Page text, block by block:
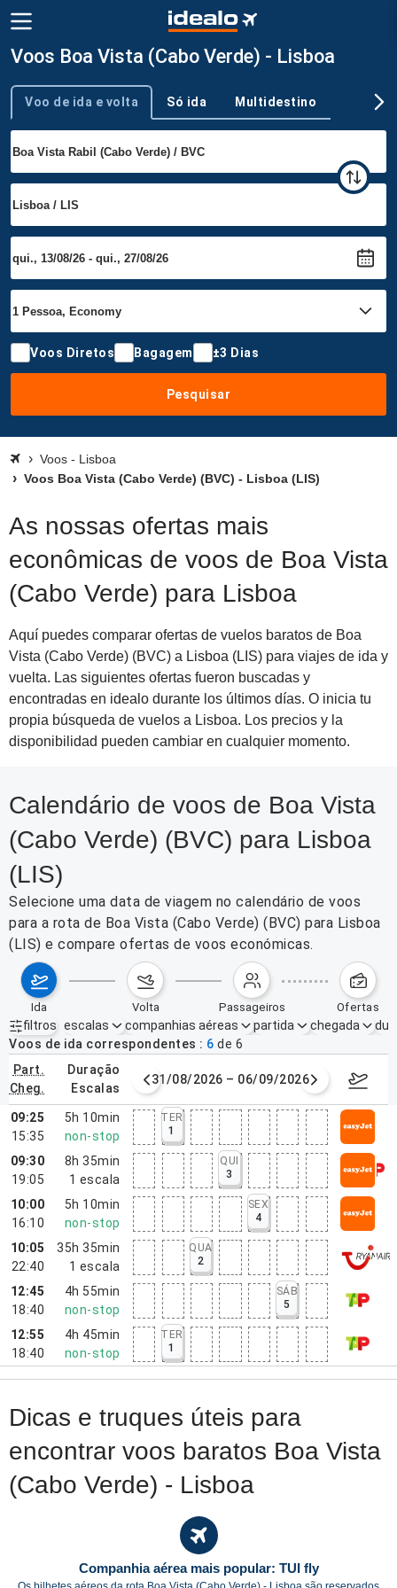
Voos Boa Vista (Cabo Verde) - Lisboa
Tipo de viagem
Voo de ida e volta Só ida Multidestino
Voos Diretos Bagagem ±3 Dias
Pesquisar
Voos - Lisboa
Voos Boa Vista (Cabo Verde) (BVC) - Lisboa (LIS)
As nossas ofertas mais
econômicas de voos de Boa Vista
(Cabo Verde) para Lisboa
Aquí puedes comparar ofertas de vuelos baratos de Boa
Vista (Cabo Verde) (BVC) a Lisboa (LIS) para viajes de ida y
vuelta. Las siguientes ofertas fueron buscadas y
encontradas en idealo durante los últimos días. O inicia tu
propia búsqueda de vuelos a Lisboa. Los precios y la
disponibilidad pueden cambiar en cualquier momento.
Calendário de voos de Boa Vista
(Cabo Verde) (BVC) para Lisboa
(LIS)
Selecione uma data de viagem no calendário de voos
para a rota de Boa Vista (Cabo Verde) (BVC) para Lisboa
(LIS) e compare ofertas de voos económicas.
ida volta passageiros ofertas
filtros
Filtros ativos nenhum
escalas companhias aéreas partida chegada
Voos de ida correspondentes
6 de 6
part.
cheg.
duração
escalas
agosto de 2026 31/08/2026 – 06/09/2026 7–13
09:25
15:35
5h 10min
non-stop
TER
1
09:30
19:05
8h 35min
1 escala
QUI
3
10:00
16:10
5h 10min
non-stop
SEX
4
10:05
22:40
35h 35min
1 escala
QUA
2
12:45
18:40
4h 55min
non-stop
SÁB
5
12:55
18:40
4h 45min
non-stop
TER
1
Dicas e truques úteis para
encontrar voos baratos Boa Vista
(Cabo Verde) - Lisboa
Companhia aérea mais popular: TUI fly